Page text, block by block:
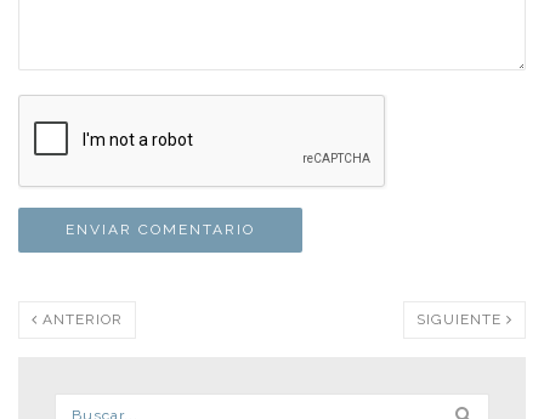
ANTERIOR SIGUIENTE